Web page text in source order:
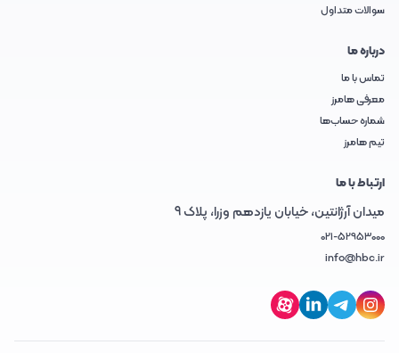
سوالات متداول
درباره ما
تماس با ما
معرفی هامرز
شماره حساب‌ها
تیم هامرز
ارتباط با ما
میدان آرژانتین، خیابان یازدهم وزرا، پلاک 9
021-52953000
info@hbc.ir